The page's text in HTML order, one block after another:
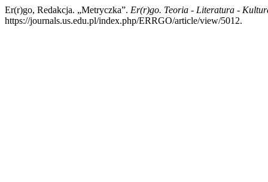
Er(r)go, Redakcja. „Metryczka”. Er(r)go. Teoria - Literatura -
https://journals.us.edu.pl/index.php/ERRGO/article/view/5012.